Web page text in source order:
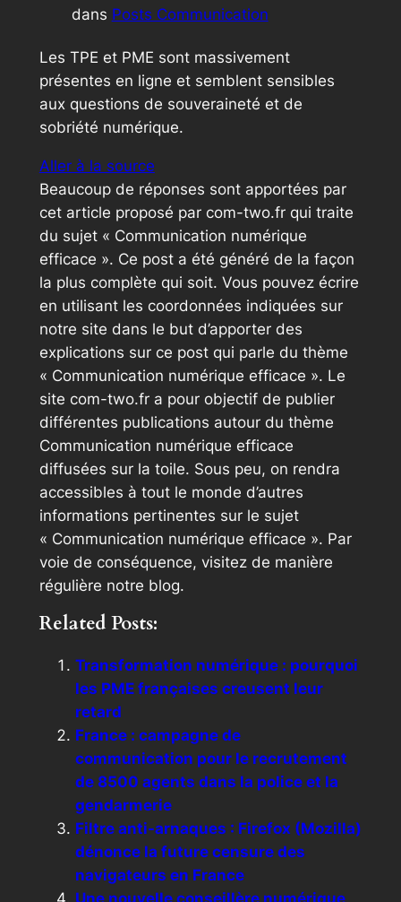
dans Posts Communication
Les TPE et PME sont massivement
présentes en ligne et semblent sensibles
aux questions de souveraineté et de
sobriété numérique.
Aller à la source
Beaucoup de réponses sont apportées par
cet article proposé par com-two.fr qui traite
du sujet « Communication numérique
efficace ». Ce post a été généré de la façon
la plus complète qui soit. Vous pouvez écrire
en utilisant les coordonnées indiquées sur
notre site dans le but d’apporter des
explications sur ce post qui parle du thème
« Communication numérique efficace ». Le
site com-two.fr a pour objectif de publier
différentes publications autour du thème
Communication numérique efficace
diffusées sur la toile. Sous peu, on rendra
accessibles à tout le monde d’autres
informations pertinentes sur le sujet
« Communication numérique efficace ». Par
voie de conséquence, visitez de manière
régulière notre blog.
Related Posts:
Transformation numérique : pourquoi
les PME françaises creusent leur
retard
France : campagne de
communication pour le recrutement
de 8500 agents dans la police et la
gendarmerie
Filtre anti-arnaques : Firefox (Mozilla)
dénonce la future censure des
navigateurs en France